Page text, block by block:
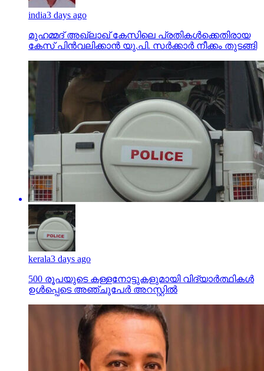
india3 days ago
മുഹമ്മദ് അഖ്‌ലാഖ് കേസിലെ പ്രതികള്‍ക്കെതിരായ
കേസ് പിന്‍വലിക്കാന്‍ യു.പി. സര്‍ക്കാര്‍ നീക്കം തുടങ്ങി
kerala3 days ago
500 രൂപയുടെ കള്ളനോട്ടുകളുമായി വിദ്യാര്‍ത്ഥികള്‍
ഉള്‍പ്പെടെ അഞ്ചുപേര്‍ അറസ്റ്റില്‍